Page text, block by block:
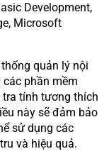
Development,
Microsoft
quản lý nội
các phần mềm
tính tương thích
này sẽ đảm bảo
sử dụng các
và hiệu quả.